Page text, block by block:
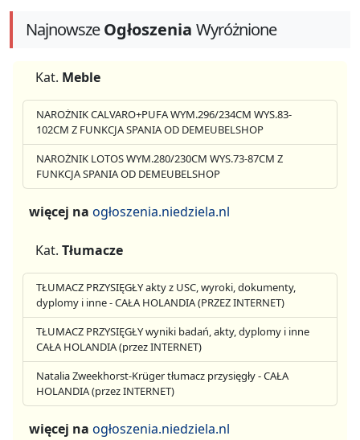
NajnowszeOgłoszenia Wyróżnione
Kat. Meble
NAROŻNIK CALVARO+PUFA WYM.296/234CM WYS.83-
102CM Z FUNKCJA SPANIA OD DEMEUBELSHOP
NAROŻNIK LOTOS WYM.280/230CM WYS.73-87CM Z
FUNKCJA SPANIA OD DEMEUBELSHOP
więcej na ogłoszenia.niedziela.nl
Kat. Tłumacze
TŁUMACZ PRZYSIĘGŁY akty z USC, wyroki, dokumenty,
dyplomy i inne - CAŁA HOLANDIA (PRZEZ INTERNET)
TŁUMACZ PRZYSIĘGŁY wyniki badań, akty, dyplomy i inne
CAŁA HOLANDIA (przez INTERNET)
Natalia Zweekhorst-Krüger tłumacz przysięgły - CAŁA
HOLANDIA (przez INTERNET)
więcej na ogłoszenia.niedziela.nl